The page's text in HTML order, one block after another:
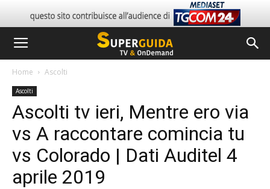
Home Ascolti
Ascolti
Ascolti tv ieri, Mentre ero via
vs A raccontare comincia tu
vs Colorado | Dati Auditel 4
aprile 2019